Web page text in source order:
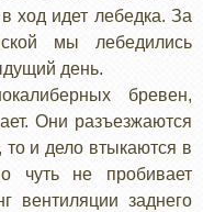
ход идет лебедка. За
мы лебедились
день.
бревен,
Они разъезжаются
то и дело втыкаются в
чуть не пробивает
вентиляции заднего